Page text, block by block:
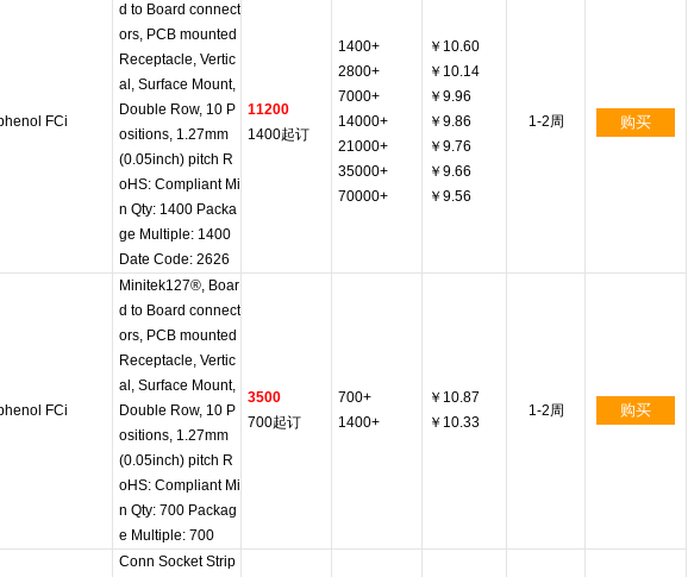
FCi
d to Board connect
ors, PCB mounted
Receptacle, Vertic
al, Surface Mount,
Double Row, 10 P
ositions, 1.27mm
(0.05inch) pitch R
oHS: Compliant Mi
n Qty: 1400 Packa
ge Multiple: 1400
Date Code: 2626
11200
1400起订
1400+
2800+
7000+
14000+
21000+
35000+
70000+
￥10.60
￥10.14
￥9.96
￥9.86
￥9.76
￥9.66
￥9.56
1-2周 购买
FCi
Minitek127®, Boar
d to Board connect
ors, PCB mounted
Receptacle, Vertic
al, Surface Mount,
Double Row, 10 P
ositions, 1.27mm
(0.05inch) pitch R
oHS: Compliant Mi
n Qty: 700 Packag
e Multiple: 700
3500
700起订
700+
1400+
￥10.87
￥10.33
1-2周 购买
Conn Socket Strip